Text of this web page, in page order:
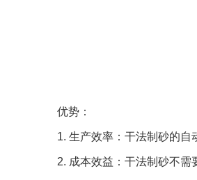
优势：
1. 生产效率：干法制砂的自
2. 成本效益：干法制砂不需